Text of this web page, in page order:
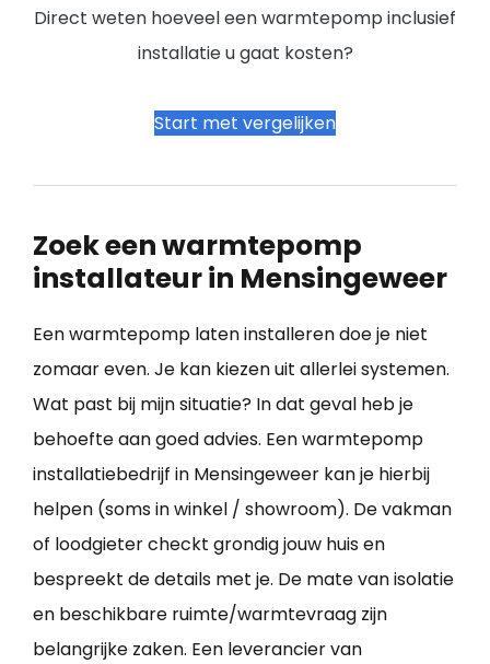
Direct weten hoeveel een warmtepomp inclusief
installatie u gaat kosten?
Start met vergelijken
Zoek een warmtepomp
installateur in Mensingeweer
Een warmtepomp laten installeren doe je niet
zomaar even. Je kan kiezen uit allerlei systemen.
Wat past bij mijn situatie? In dat geval heb je
behoefte aan goed advies. Een warmtepomp
installatiebedrijf in Mensingeweer kan je hierbij
helpen (soms in winkel / showroom). De vakman
of loodgieter checkt grondig jouw huis en
bespreekt de details met je. De mate van isolatie
en beschikbare ruimte/warmtevraag zijn
belangrijke zaken. Een leverancier van